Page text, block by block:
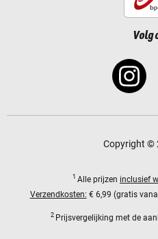
Volg
Copyright ©
1 Alle prijzen inclusief
Verzendkosten: € 6,99 (gratis
2 Prijsvergelijking met de